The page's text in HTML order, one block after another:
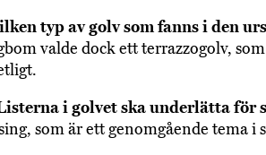
typ av golv som fanns i den
valde dock ett terrazzogolv,
i golvet ska underlätta för
som är ett genomgående tema i